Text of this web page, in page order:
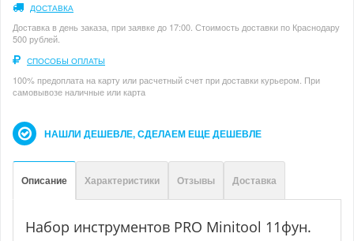
ДОСТАВКА
Доставка в день заказа, при заявке до 17:00. Стоимость доставки по Краснодару
500 рублей.
СПОСОБЫ ОПЛАТЫ
100% предоплата на карту или расчетный счет при доставки курьером. При
самовывозе наличные или карта
НАШЛИ ДЕШЕВЛЕ, СДЕЛАЕМ ЕЩЕ ДЕШЕВЛЕ
Описание Характеристики Отзывы Доставка
Набор инструментов PRO Minitool 11фун.